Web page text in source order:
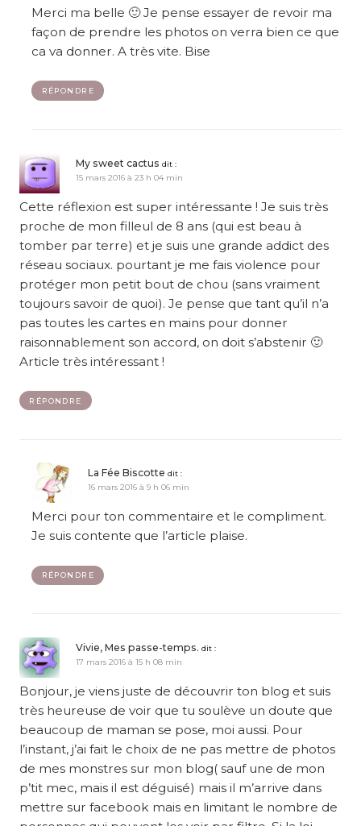
Merci ma belle 🙂 Je pense essayer de revoir ma
façon de prendre les photos on verra bien ce que
ca va donner. A très vite. Bise
RÉPONDRE
My sweet cactus dit :
15 mars 2016 à 23 h 04 min
Cette réflexion est super intéressante ! Je suis très
proche de mon filleul de 8 ans (qui est beau à
tomber par terre) et je suis une grande addict des
réseau sociaux. pourtant je me fais violence pour
protéger mon petit bout de chou (sans vraiment
toujours savoir de quoi). Je pense que tant qu’il n’a
pas toutes les cartes en mains pour donner
raisonnablement son accord, on doit s’abstenir 🙂
Article très intéressant !
RÉPONDRE
La Fée Biscotte dit :
16 mars 2016 à 9 h 06 min
Merci pour ton commentaire et le compliment.
Je suis contente que l’article plaise.
RÉPONDRE
Vivie, Mes passe-temps. dit :
17 mars 2016 à 15 h 08 min
Bonjour, je viens juste de découvrir ton blog et suis
très heureuse de voir que tu soulève un doute que
beaucoup de maman se pose, moi aussi. Pour
l’instant, j’ai fait le choix de ne pas mettre de photos
de mes monstres sur mon blog( sauf une de mon
p’tit mec, mais il est déguisé) mais il m’arrive dans
mettre sur facebook mais en limitant le nombre de